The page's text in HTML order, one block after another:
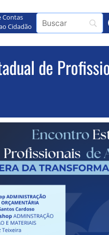
Contas
Cidadão
de